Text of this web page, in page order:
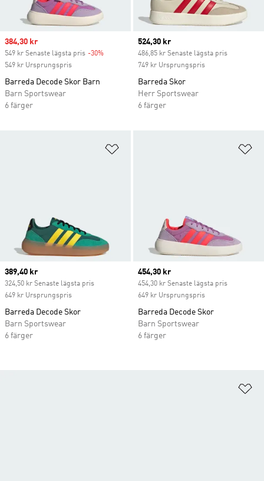
Sale price
384,30 kr
549 kr Senaste lägsta pris -30%
549 kr Ursprungspris
Barreda Decode Skor Barn
Barn Sportswear
6 färger
Current price
524,30 kr
486,85 kr Senaste lägsta pris
749 kr Ursprungspris
Barreda Skor
Herr Sportswear
6 färger
Current price
389,40 kr
324,50 kr Senaste lägsta pris
649 kr Ursprungspris
Barreda Decode Skor
Barn Sportswear
6 färger
Current price
454,30 kr
454,30 kr Senaste lägsta pris
649 kr Ursprungspris
Barreda Decode Skor
Barn Sportswear
6 färger